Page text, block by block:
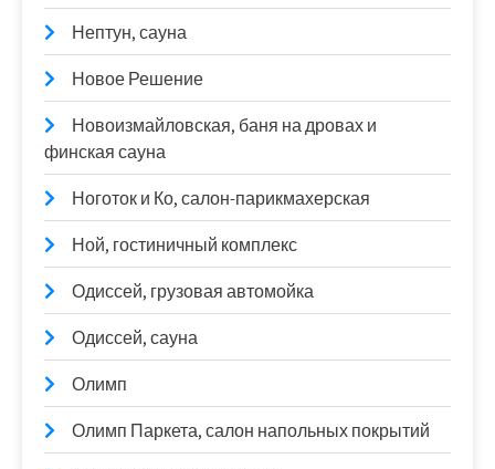
Нептун, сауна
Новое Решение
Новоизмайловская, баня на дровах и
финская сауна
Ноготок и Ко, салон-парикмахерская
Ной, гостиничный комплекс
Одиссей, грузовая автомойка
Одиссей, сауна
Олимп
Олимп Паркета, салон напольных покрытий